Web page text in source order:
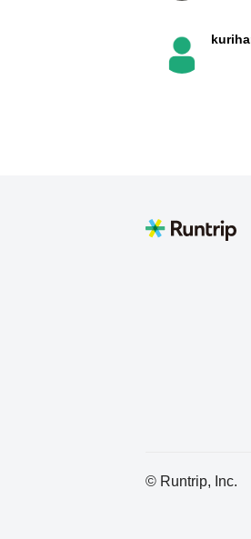
る
© Runtrip, Inc.